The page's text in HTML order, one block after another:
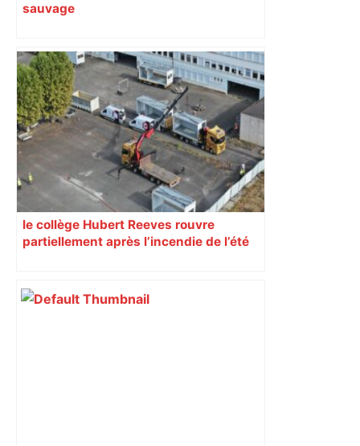
sauvage
le collège Hubert Reeves rouvre
partiellement après l’incendie de l’été